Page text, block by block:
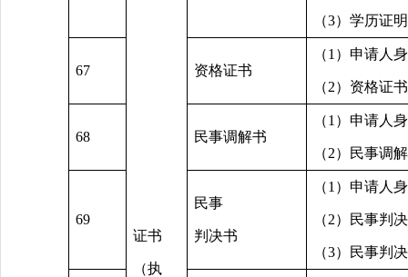
证书
（执
（3）学历证
67 资格证书
（1）申请人
（2）资格证
68 民事调解书
（1）申请人
（2）民事调
69
民事
判决书
（1）申请人
（2）民事判
（3）民事判